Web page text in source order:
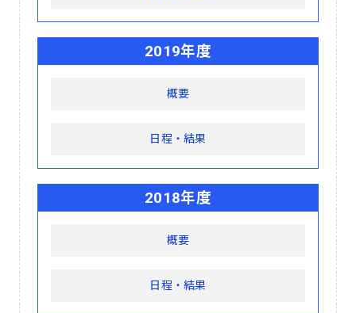
2019年度
概要
日程・結果
2018年度
概要
日程・結果